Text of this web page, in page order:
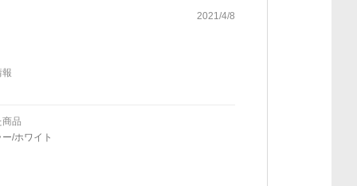
2021/4/8
報
品
/ホワイト